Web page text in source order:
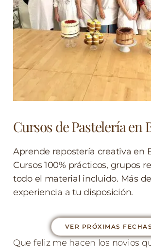
Cursos de Pastelería en
Aprende repostería creativa en
Cursos 100% prácticos, grupos
todo el material incluido. Más
experiencia a tu disposición.
VER PRÓXIMAS FECHAS
Que feliz me hacen los novios